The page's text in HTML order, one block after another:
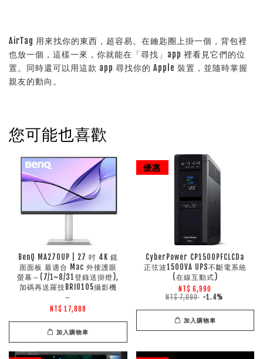
AirTag 用來找你的東西，超容易。在鑰匙圈上掛一個，背包裡
也放一個，這樣一來，你就能在「尋找」app 裡看見它們的位
置。同時還可以用這款 app 尋找你的 Apple 裝置，並隨時掌握
親友的動向。
您可能也喜歡
BenQ MA270UP | 27 吋 4K 鏡
面面板 最適合 Mac 外接護眼
螢幕～(7/1~8/31登錄送掛燈),
加碼再送羅技BRIO105攝影機
～
NT$ 17,888
加入購物車
優惠
CyberPower CP1500PFCLCDa
正弦波1500VA UPS不斷電系統
(在線互動式)
NT$ 6,990
NT$ 7,090 -1.4%
加入購物車